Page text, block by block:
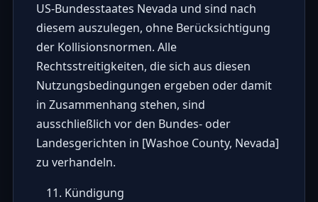
US-Bundesstaates Nevada und sind nach
diesem auszulegen, ohne Berücksichtigung
der Kollisionsnormen. Alle
Rechtsstreitigkeiten, die sich aus diesen
Nutzungsbedingungen ergeben oder damit
in Zusammenhang stehen, sind
ausschließlich vor den Bundes- oder
Landesgerichten in [Washoe County, Nevada]
zu verhandeln.
Kündigung